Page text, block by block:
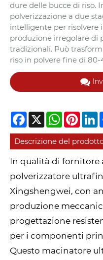
dure delle bucce di riso.
polverizzazione a due
intelligente per risolvere
produzione irregolare di
tradizionali. Può
riso in polvere fine di
Facebook
X WhatsApp
Descrizione del
In qualità di fornitore
polverizzatore
Xingshengwei, con
produzione
progettazione
per i componenti
Questo macinatore